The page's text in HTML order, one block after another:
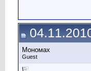
Мономах
Guest